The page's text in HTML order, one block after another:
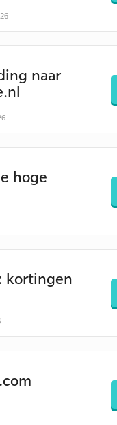
naar
hoge
kortingen